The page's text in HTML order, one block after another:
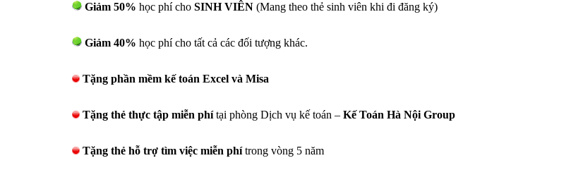
Giảm 50% học phí cho SINH VIÊN (Mang theo thẻ sinh viên khi đi đăng ký)
Giảm 40% học phí cho tất cả các đối tượng khác.
Tặng phần mềm kế toán Excel và Misa
Tặng thẻ thực tập miễn phítại phòng Dịch vụ kế toán – Kế Toán Hà Nội Group
Tặng thẻ hỗ trợ tìm việc miễn phítrong vòng 5 năm